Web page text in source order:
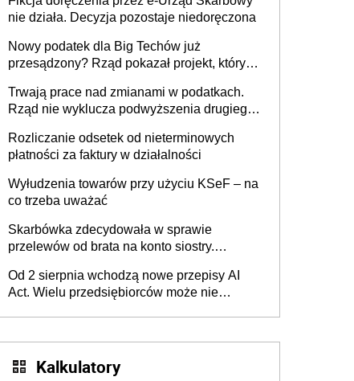
nie działa. Decyzja pozostaje niedoręczona
Nowy podatek dla Big Techów już
przesądzony? Rząd pokazał projekt, który
Trwają prace nad zmianami w podatkach.
Rząd nie wyklucza podwyższenia drugiego
Rozliczanie odsetek od nieterminowych
płatności za faktury w działalności
Wyłudzenia towarów przy użyciu KSeF – na
co trzeba uważać
Skarbówka zdecydowała w sprawie
przelewów od brata na konto siostry.
darowizna, ale podatku jednak nie będzie
Od 2 sierpnia wchodzą nowe przepisy AI
Act. Wielu przedsiębiorców może nie
Kalkulatory